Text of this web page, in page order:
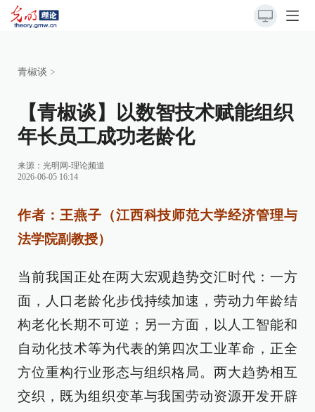
青椒谈 >
【青椒谈】以数智技术赋能组织
年长员工成功老龄化
来源： 光明网-理论频道
2026-06-05 16:14
作者：王燕子（江西科技师范大学经济管理与
法学院副教授）
当前我国正处在两大宏观趋势交汇时代：一方
面，人口老龄化步伐持续加速，劳动力年龄结
构老化长期不可逆；另一方面，以人工智能和
自动化技术等为代表的第四次工业革命，正全
方位重构行业形态与组织格局。两大趋势相互
交织，既为组织变革与我国劳动资源开发开辟